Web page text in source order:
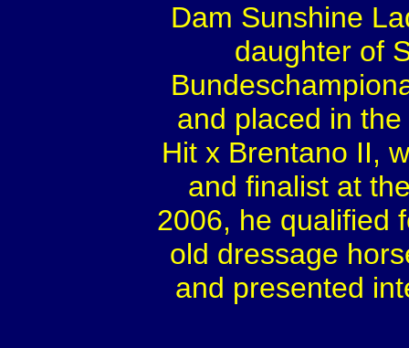
Dam Sunshine
daughter of
and placed in
Hit x Brentano II,
and finalist at
2006, he qualified
old dressage
and presented